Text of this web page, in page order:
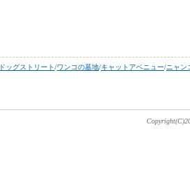
ドッグストリート/ワンコの墓地/キャットアベニュー/ニャン